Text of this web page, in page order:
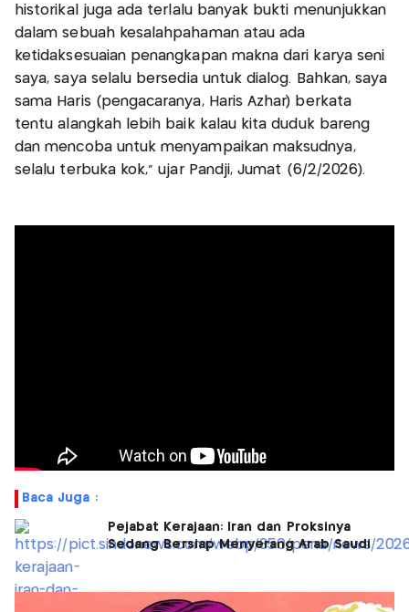
historikal juga ada terlalu banyak bukti menunjukkan
dalam sebuah kesalahpahaman atau ada
ketidaksesuaian penangkapan makna dari karya seni
saya, saya selalu bersedia untuk dialog. Bahkan, saya
sama Haris (pengacaranya, Haris Azhar) berkata
tentu alangkah lebih baik kalau kita duduk bareng
dan mencoba untuk menyampaikan maksudnya,
selalu terbuka kok,” ujar Pandji, Jumat (6/2/2026).
Baca Juga :
Pejabat Kerajaan: Iran dan Proksinya
Sedang Bersiap Menyerang Arab Saudi